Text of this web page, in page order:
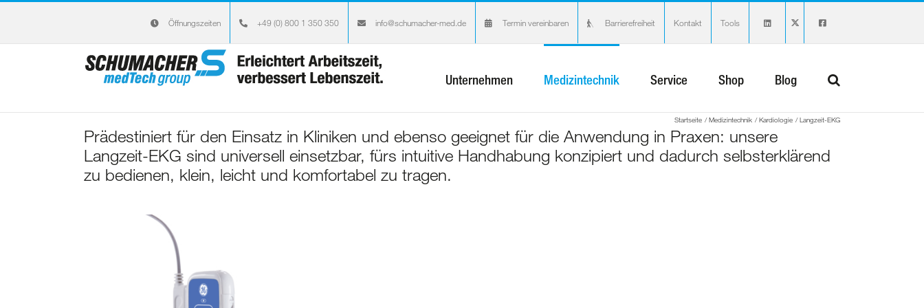
springen
Öffnungszeiten +49 (0) 800 1 350 350 info@schumacher-med.de Termin vereinbaren Barrierefreiheit Kontakt Tools
Unternehmen Medizintechnik Service Shop Blog
Startseite Medizintechnik Kardiologie Langzeit-EKG
Prädestiniert für den Einsatz in Kliniken und ebenso geeignet für die Anwendung in Praxen: unsere
Langzeit-EKG sind universell einsetzbar, fürs intuitive Handhabung konzipiert und dadurch selbsterklärend
zu bedienen, klein, leicht und komfortabel zu tragen.